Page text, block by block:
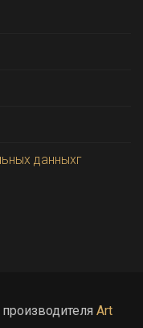
данныхг
Art